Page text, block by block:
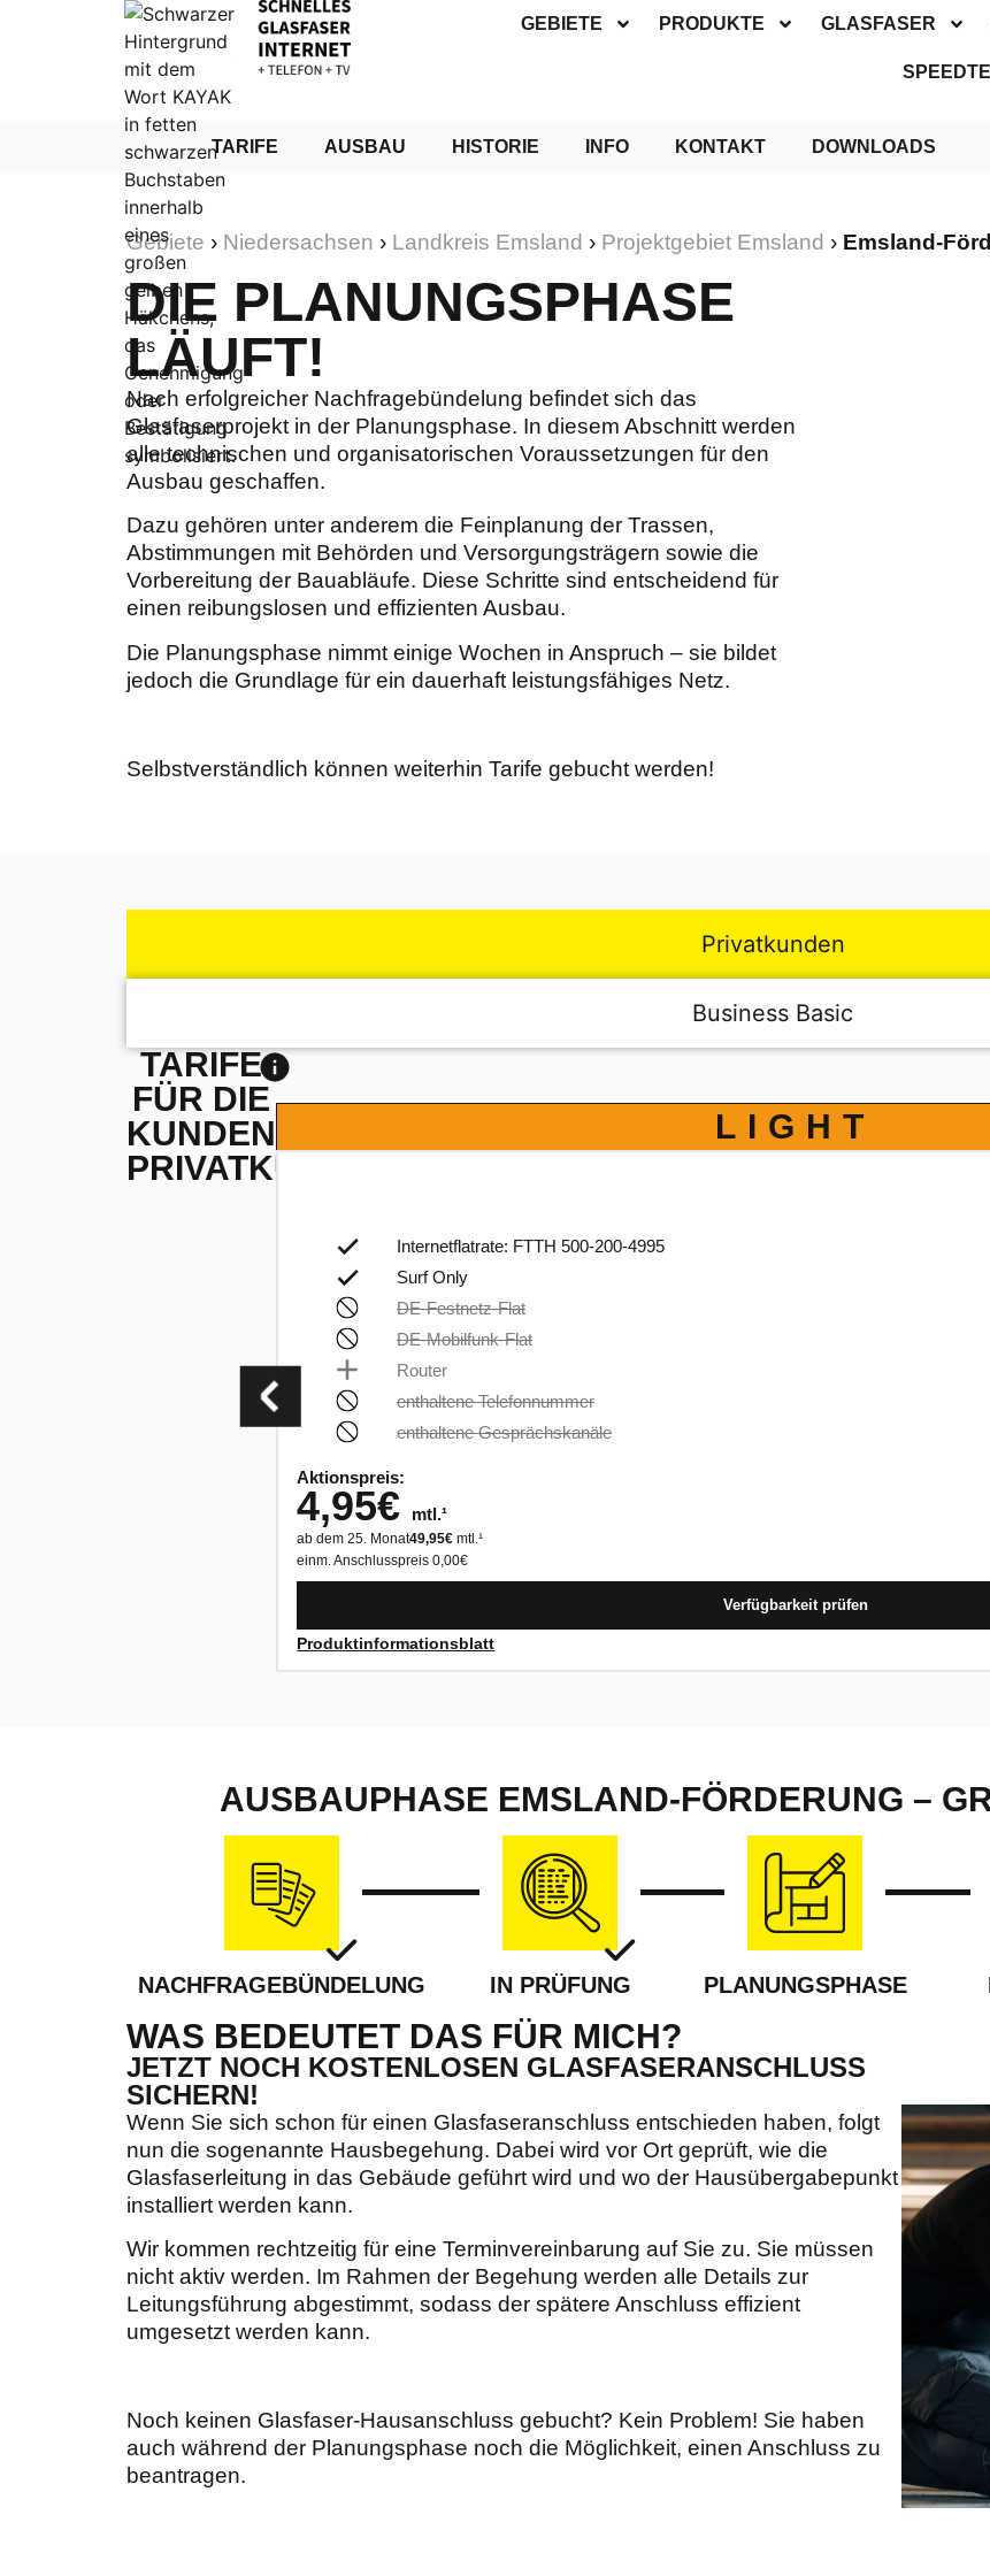
GEBIETE PRODUKTE GLASFASER
TARIFE AUSBAU HISTORIE INFO KONTAKT DOWNLOADS
Gebiete › Niedersachsen › Landkreis Emsland › Projektgebiet Emsland › Emsland-
DIE PLANUNGSPHASE
LÄUFT!
Nach erfolgreicher Nachfragebündelung befindet sich das
Glasfaserprojekt in der Planungsphase. In diesem Abschnitt werden
alle technischen und organisatorischen Voraussetzungen für den
Ausbau geschaffen.
Dazu gehören unter anderem die Feinplanung der Trassen,
Abstimmungen mit Behörden und Versorgungsträgern sowie die
Vorbereitung der Bauabläufe. Diese Schritte sind entscheidend für
einen reibungslosen und effizienten Ausbau.
Die Planungsphase nimmt einige Wochen in Anspruch – sie bildet
jedoch die Grundlage für ein dauerhaft leistungsfähiges Netz.
Selbstverständlich können weiterhin Tarife gebucht werden!
Privatkunden
Business Basic
TARIFE
FÜR DIE
KUNDENGRUPPE
PRIVATKUNDEN
LIGHT
Internetflatrate: FTTH 500-200-4995
Surf Only
DE-Festnetz-Flat
DE-Mobilfunk-Flat
Router
enthaltene Telefonnummer
enthaltene Gesprächskanäle
einm. Anschlusspreis0,00€
Aktionspreis:
4,95€ mtl.¹
ab dem 25. Monat49,95€ mtl.¹
Verfügbarkeit prüfen
Produktinformationsblatt
AUSBAUPHASE EMSLAND-FÖRDERUNG –
NACHFRAGEBÜNDELUNG IN PRÜFUNG PLANUNGSPHASE
WAS BEDEUTET DAS FÜR MICH?
JETZT NOCH KOSTENLOSEN GLASFASERANSCHLUSS
SICHERN!
Wenn Sie sich schon für einen Glasfaseranschluss entschieden haben, folgt
nun die sogenannte Hausbegehung. Dabei wird vor Ort geprüft, wie die
Glasfaserleitung in das Gebäude geführt wird und wo der Hausübergabepunkt
installiert werden kann.
Wir kommen rechtzeitig für eine Terminvereinbarung auf Sie zu. Sie müssen
nicht aktiv werden. Im Rahmen der Begehung werden alle Details zur
Leitungsführung abgestimmt, sodass der spätere Anschluss effizient
umgesetzt werden kann.
Noch keinen Glasfaser-Hausanschluss gebucht? Kein Problem! Sie haben
auch während der Planungsphase noch die Möglichkeit, einen Anschluss zu
beantragen.